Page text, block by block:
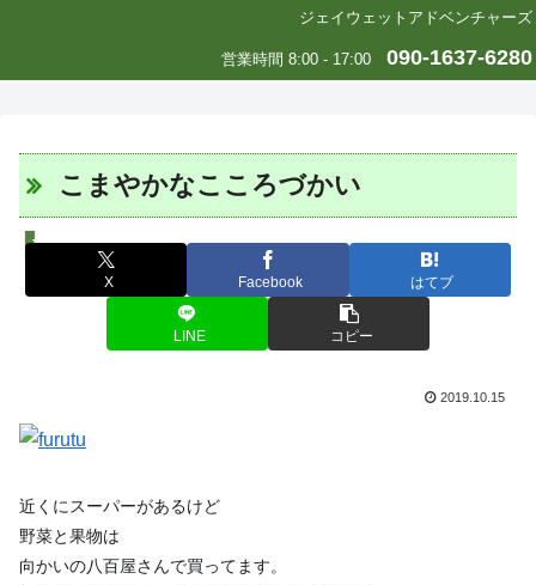
ジェイウェットアドベンチャーズ
営業時間 8:00 - 17:00 090-1637-6280
こまやかなこころづかい
J-WETインド支部～ヨガのこころ～
X Facebook はてブ
LINE コピー
2019.10.15
近くにスーパーがあるけど
野菜と果物は
向かいの八百屋さんで買ってます。